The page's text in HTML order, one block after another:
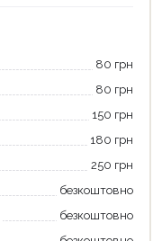
80 грн
80 грн
150 грн
180 грн
250 грн
безкоштовно
безкоштовно